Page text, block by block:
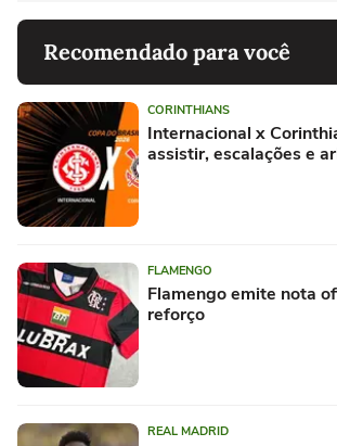
Recomendado para você
CORINTHIANS
Internacional x
assistir, escalações e
FLAMENGO
Flamengo emite nota
reforço
REAL MADRID